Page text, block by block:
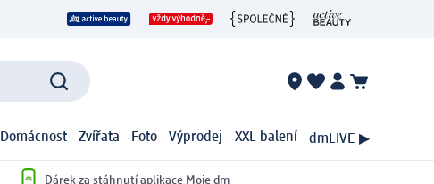
Domácnost Zvířata Foto Výprodej XXL balení dmLIVE ▶
Dárek za stáhnutí aplikace Moje dm